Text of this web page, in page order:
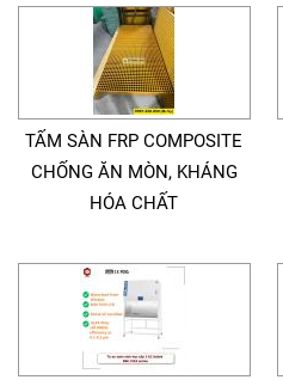
TẤM SÀN FRP COMPOSITE
CHỐNG ĂN MÒN, KHÁNG
HÓA CHẤT